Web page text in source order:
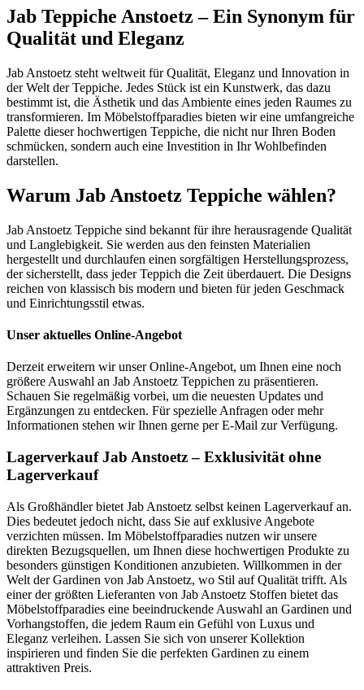
Jab Teppiche Anstoetz – Ein Synonym für
Qualität und Eleganz
Jab Anstoetz steht weltweit für Qualität, Eleganz und Innovation in
der Welt der Teppiche. Jedes Stück ist ein Kunstwerk, das dazu
bestimmt ist, die Ästhetik und das Ambiente eines jeden Raumes zu
transformieren. Im Möbelstoffparadies bieten wir eine umfangreiche
Palette dieser hochwertigen Teppiche, die nicht nur Ihren Boden
schmücken, sondern auch eine Investition in Ihr Wohlbefinden
darstellen.
Warum Jab Anstoetz Teppiche wählen?
Jab Anstoetz Teppiche sind bekannt für ihre herausragende Qualität
und Langlebigkeit. Sie werden aus den feinsten Materialien
hergestellt und durchlaufen einen sorgfältigen Herstellungsprozess,
der sicherstellt, dass jeder Teppich die Zeit überdauert. Die Designs
reichen von klassisch bis modern und bieten für jeden Geschmack
und Einrichtungsstil etwas.
Unser aktuelles Online-Angebot
Derzeit erweitern wir unser Online-Angebot, um Ihnen eine noch
größere Auswahl an Jab Anstoetz Teppichen zu präsentieren.
Schauen Sie regelmäßig vorbei, um die neuesten Updates und
Ergänzungen zu entdecken. Für spezielle Anfragen oder mehr
Informationen stehen wir Ihnen gerne per E-Mail zur Verfügung.
Lagerverkauf Jab Anstoetz – Exklusivität ohne
Lagerverkauf
Als Großhändler bietet Jab Anstoetz selbst keinen Lagerverkauf an.
Dies bedeutet jedoch nicht, dass Sie auf exklusive Angebote
verzichten müssen. Im Möbelstoffparadies nutzen wir unsere
direkten Bezugsquellen, um Ihnen diese hochwertigen Produkte zu
besonders günstigen Konditionen anzubieten. Willkommen in der
Welt der Gardinen von Jab Anstoetz, wo Stil auf Qualität trifft. Als
einer der größten Lieferanten von Jab Anstoetz Stoffen bietet das
Möbelstoffparadies eine beeindruckende Auswahl an Gardinen und
Vorhangstoffen, die jedem Raum ein Gefühl von Luxus und
Eleganz verleihen. Lassen Sie sich von unserer Kollektion
inspirieren und finden Sie die perfekten Gardinen zu einem
attraktiven Preis.